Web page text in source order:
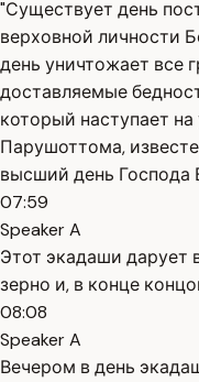
"Существует день
верховной личности
день уничтожает все
доставляемые
который наступает
Парушоттома,
высший день Господа
07:59
Speaker A
Этот экадаши дарует
зерно и, в конце
08:08
Speaker A
Вечером в день